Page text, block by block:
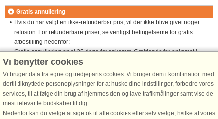
Om området
Gratis annullering
Hvis du har valgt en ikke-refunderbar pris, vil der ikke blive givet nogen
refusion. For refunderbare priser, se venligst betingelserne for gratis
afbestilling nedenfor:
Gratis annullering op til 35 dage før ankomst. Gældende for ankomst i
perioden 19/7-2026 til 1/1-2028
Se vilkår her
Vi benytter cookies
Vi bruger data fra egne og tredjeparts cookies. Vi bruger dem i kombination med
dertil tilknyttede personoplysninger for at huske dine indstillinger, forbedre vores
services, til at følge din brug af hjemmesiden og lave trafikmålinger samt vise de
mest relevante budskaber til dig.
Nedenfor kan du vælge at sige ok til alle cookies eller selv vælge, hvilke af vores